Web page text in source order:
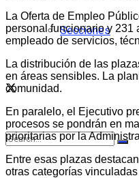
Secciones
La Oferta de Empleo
personal funcionario y 231
empleado de servicios,
La distribución de las
en áreas sensibles. La
comunidad.
En paralelo, el Ejecutivo
procesos se pondrán en
prioritarias por la
Entre esas plazas
otras categorías